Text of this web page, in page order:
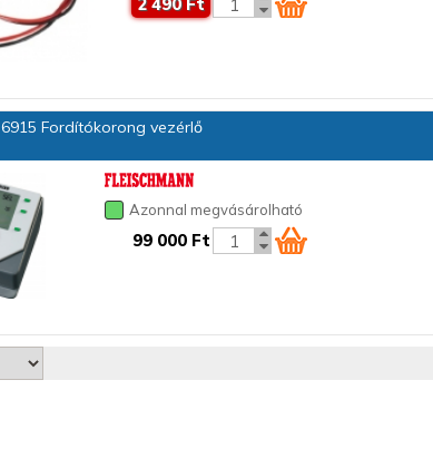
6915 Fordítókorong vezérlő
Azonnal megvásárolható
99 000 Ft